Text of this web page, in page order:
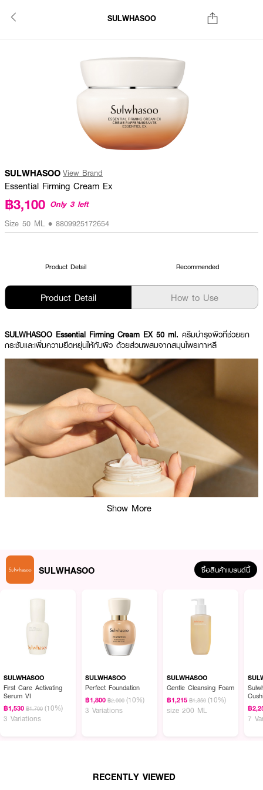
SULWHASOO
SULWHASOO View Brand
Essential Firming Cream Ex
฿3,100 Only 3 left
Size 50 ML • 8809925172654
Product Detail Recommended
Product Detail How to Use
SULWHASOO Essential Firming Cream EX 50 ml. ครีมบำรุงผิวที่ช่วยยก
กระชับและเพิ่มความยืดหยุ่นให้กับผิว ด้วยส่วนผสมจากสมุนไพรเกาหลี
ผลลัพธ์ที่ได้:
ด้วยส่วนผสมจากสมุนไพรเกาหลี SULWHASOO Essential Firming Cream EX
ช่วยให้ผิวหน้าของคุณยกกระชับและดูอ่อนเยาว์อย่างเป็นธรรมชาติ ช่วยฟื้นฟูสภาพ
กระตุ้นการทำงานของคอลลาเจนและป้องกันการสูญเสียอีลาสติน ทำให้ผิวหน้าดู
เรียบเนียนและอ่อนเยาว์
· โซลวาซู เอสเซนเชียล เฟิร์มมิ่ง ครีม อีเอ็กซ์
· ช่วยฟื้นฟูสภาพผิวหน้าให้ยกกระชับ ไม่หย่อนคล้อย
Show More
SULWHASOO ซื้อสินค้าแบรนด์นี้
SULWHASOO
First Care Activating
Serum VI
฿1,530 ฿1,700 (10%)
3 Variations
SULWHASOO
Perfect Foundation
฿1,800 ฿2,000 (10%)
3 Variations
SULWHASOO
Gentle Cleansing Foam
฿1,215 ฿1,350 (10%)
size 200 ML
฿
7
RECENTLY VIEWED